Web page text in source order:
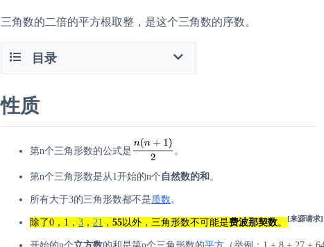
三角数的二倍的平方根取整，是这个三角数的序数。
目录
性质
第n个三角形数的公式是 。
第n个三角形数是从1开始的n个 自然数的和 。
所有大于3的三角形数都不是质数。
除了0，1，3 ，21 ，55以外，三角形数不可能是费波那契数。 [来源请求]